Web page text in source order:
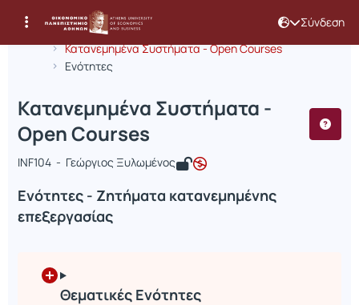
Σύνδεση
Αρχική Σελίδα
Κατανεμημένα Συστήματα - Open Courses
Ενότητες
Μάθημα : Κατανεμημένα Συστήματα
Κωδικός : INF375
Κατανεμημένα Συστήματα -
Open Courses
INF104 - Γεώργιος Ξυλωμένος
Ενότητες - Ζητήματα κατανεμημένης
επεξεργασίας
Θεματικές Ενότητες